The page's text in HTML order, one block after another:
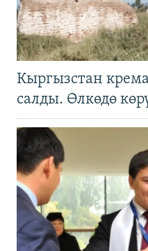
Кыргызстан
салды. Өлкөдө